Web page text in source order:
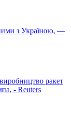
з Україною, —
ракет
- Reuters